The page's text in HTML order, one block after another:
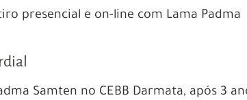
presencial e on-line com Lama Padma
Samten no CEBB Darmata, após 3